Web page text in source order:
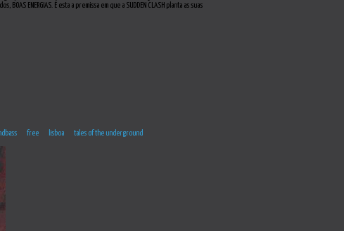
ENERGIAS. É esta a premissa em que a SUDDEN CLASH planta as suas
free lisboa
tales of the underground